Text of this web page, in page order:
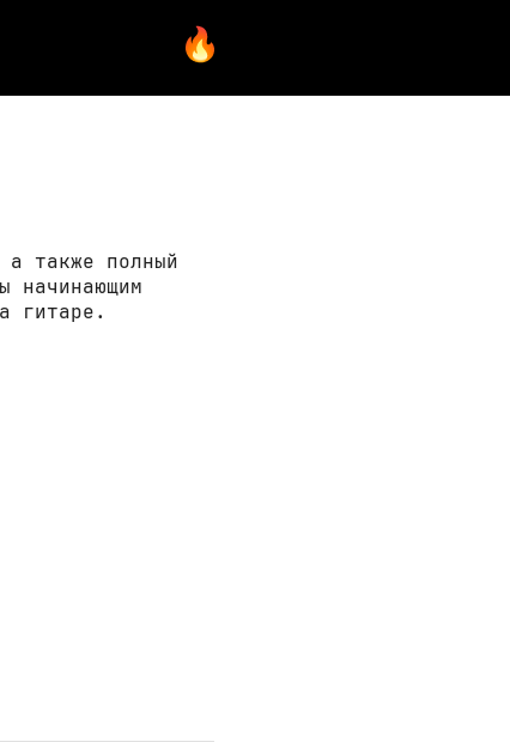
также полный
начинающим
гитаре.